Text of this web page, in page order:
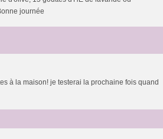
journée
à la maison! je testerai la prochaine fois quand